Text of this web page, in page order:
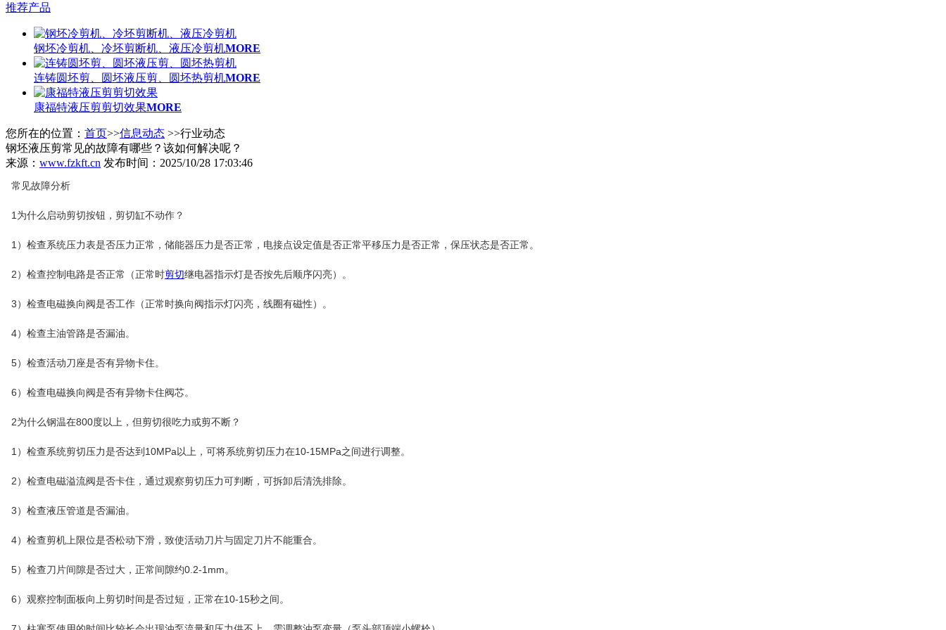
推荐产品
钢坯冷剪机、冷坯剪断机、液压冷剪机MORE
连铸圆坯剪、圆坯液压剪、圆坯热剪机MORE
康福特液压剪剪切效果MORE
您所在的位置： 首页>>信息动态 >>行业动态
钢坯液压剪常见的故障有哪些？该如何解决呢？
来源： www.fzkft.cn 发布时间：2025/10/28 17:03:46
常见故障分析
1为什么启动剪切按钮，剪切缸不动作？
1）检查系统压力表是否压力正常，储能器压力是否正常，电接点设定值是否正常平移压力是否正常，保压状态是否正常。
2）检查控制电路是否正常（正常时剪切继电器指示灯是否按先后顺序闪亮）。
3）检查电磁换向阀是否工作（正常时换向阀指示灯闪亮，线圈有磁性）。
4）检查主油管路是否漏油。
5）检查活动刀座是否有异物卡住。
6）检查电磁换向阀是否有异物卡住阀芯。
2为什么钢温在800度以上，但剪切很吃力或剪不断？
1）检查系统剪切压力是否达到10MPa以上，可将系统剪切压力在10-15MPa之间进行调整。
2）检查电磁溢流阀是否卡住，通过观察剪切压力可判断，可拆卸后清洗排除。
3）检查液压管道是否漏油。
4）检查剪机上限位是否松动下滑，致使活动刀片与固定刀片不能重合。
5）检查刀片间隙是否过大，正常间隙约0.2-1mm。
6）观察控制面板向上剪切时间是否过短，正常在10-15秒之间。